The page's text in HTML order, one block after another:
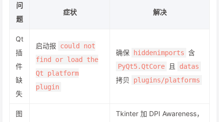
问
题
症状 解决
Qt
插
件
缺
失
启动报
could not
find or load the
Qt platform
plugin
确保 hiddenimports 含
PyQt5.QtCore 且 datas
拷贝 plugins/platforms
图
Tkinter 加 DPI Awareness，